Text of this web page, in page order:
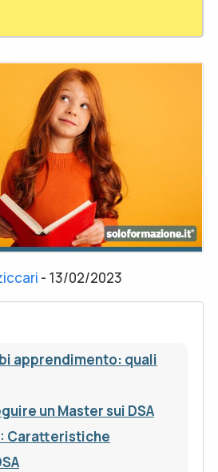
- 13/02/2023
apprendimento: quali
un Master sui DSA
Caratteristiche